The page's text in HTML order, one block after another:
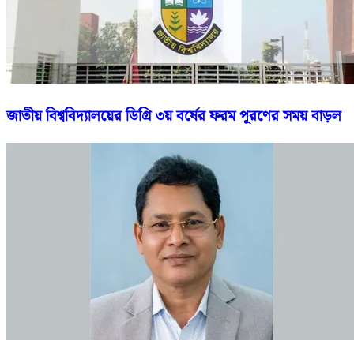
জাতীয় বিশ্ববিদ্যালয়ের ডিগ্রি ৩য় বর্ষের ফরম পূরণের সময় বাড়ল